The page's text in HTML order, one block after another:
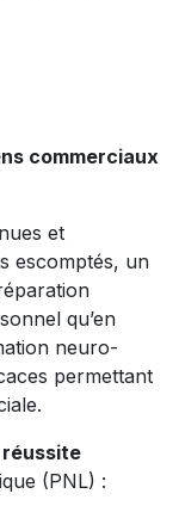
commerciaux
et
escomptés, un
qu’en
neuro-
permettant
réussite
(PNL) :